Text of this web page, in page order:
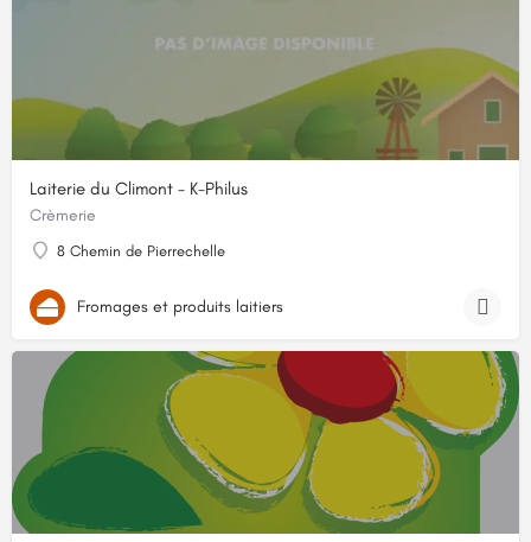
Laiterie du Climont - K-Philus
Crèmerie
8 Chemin de Pierrechelle
Fromages et produits laitiers